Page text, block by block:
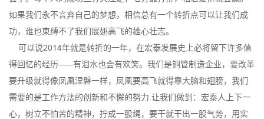
如果我们永不言弃自己的梦想，相信总有一个转折点可以让我们成
功，谁也束缚不了我们展翅高飞的雄心壮志。
可以说2014年就是转折的一年，在宏泰发展史上必将留下许多值
得回忆的经历-----有泪水也会有欢笑。我们是铜管制造企业，要改革
要升级就得像凤凰涅磐一样，凤凰要高飞就得靠大脑和翅膀，我们
需要的是工作方法的创新和不懈的努力.让我们做到：宏泰人上下一
心，树立不怕苦的精神，拧成一股绳，要干就干出一股气势，用实